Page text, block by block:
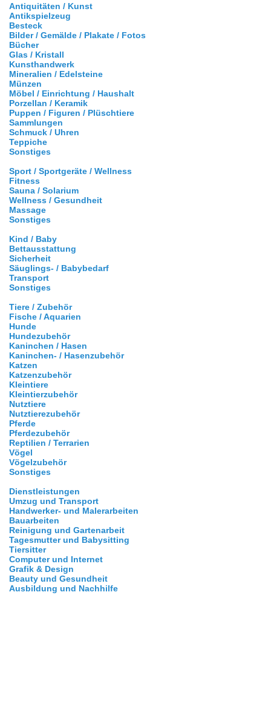
Antiquitäten / Kunst
Antikspielzeug
Besteck
Bilder / Gemälde / Plakate / Fotos
Bücher
Glas / Kristall
Kunsthandwerk
Mineralien / Edelsteine
Münzen
Möbel / Einrichtung / Haushalt
Porzellan / Keramik
Puppen / Figuren / Plüschtiere
Sammlungen
Schmuck / Uhren
Teppiche
Sonstiges
Sport / Sportgeräte / Wellness
Fitness
Sauna / Solarium
Wellness / Gesundheit
Massage
Sonstiges
Kind / Baby
Bettausstattung
Sicherheit
Säuglings- / Babybedarf
Transport
Sonstiges
Tiere / Zubehör
Fische / Aquarien
Hunde
Hundezubehör
Kaninchen / Hasen
Kaninchen- / Hasenzubehör
Katzen
Katzenzubehör
Kleintiere
Kleintierzubehör
Nutztiere
Nutztierezubehör
Pferde
Pferdezubehör
Reptilien / Terrarien
Vögel
Vögelzubehör
Sonstiges
Dienstleistungen
Umzug und Transport
Handwerker- und Malerarbeiten
Bauarbeiten
Reinigung und Gartenarbeit
Tagesmutter und Babysitting
Tiersitter
Computer und Internet
Grafik & Design
Beauty und Gesundheit
Ausbildung und Nachhilfe